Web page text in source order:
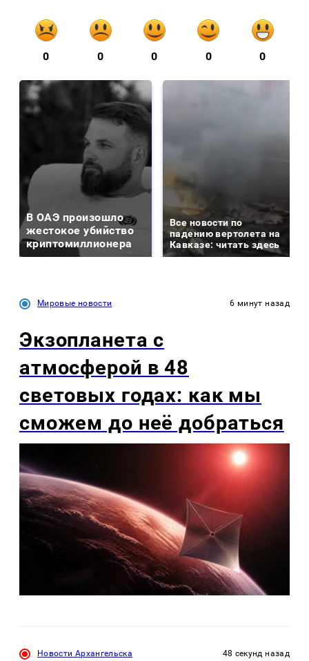
0 0 0 0 0
В ОАЭ произошло
жестокое убийство
криптомиллионера
Все новости по
падению вертолета на
Кавказе: читать здесь
Мировые новости 6 минут назад
Экзопланета с
атмосферой в 48
световых годах: как мы
сможем до неё добраться
Новости Архангельска 48 секунд назад